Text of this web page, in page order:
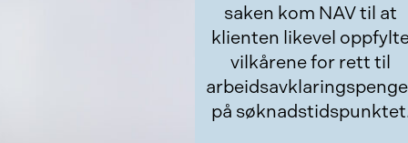
saken kom NAV til at
klienten likevel
vilkårene for rett til
på